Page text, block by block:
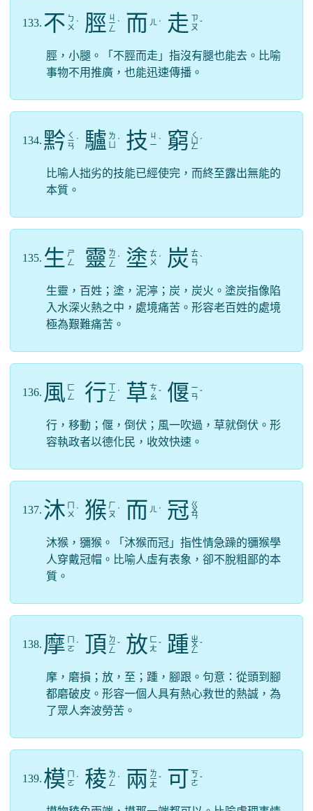
133. 不 ㄅ
ㄨ ˋ 脛 ㄐ
ㄧ
ㄥ
ˋ 而 ㄦ ˊ 走
ㄗ
ㄡ ˇ
脛，小腿。「不脛而走」指沒有腿也能去。比喻
事物不用推廣，也能迅速傳播。
134. 黔 ㄑ
ㄧ
ㄢ
ˊ 驢 ㄌ
ˊ 技 ㄐ
ㄧ ˋ 窮 ㄑ
ㄩ
ㄥ
ˊ
比喻人拙劣的技能已經使完，而終至露出無能的
本質。
135. 生 ㄕ
ㄥ
靈 ㄌ
ㄧ
ㄥ
ˊ 塗 ㄊ
ㄨ ˊ 炭 ㄊ
ㄢ ˋ
生靈，百姓；塗，泥濘；炭，炭火。塗炭指像陷
入水深火熱之中，處境痛苦。形容老百姓的處境
極為艱難痛苦。
136. 風 ㄈ
ㄥ
行 ㄧ
ㄥ
ˊ 草 ㄘ
ㄠ ˇ 偃 ㄧ
ㄢ ˇ
行，移動；偃，倒伏；風一吹過，草就倒伏。形
容執政者以德化民，收效快速。
137. 沐 ㄨ ˋ 猴 ㄏ
ㄡ ˊ 而 ㄦ ˊ 冠 ㄍ
ㄨ
ㄢ
沐猴，獼猴。「沐猴而冠」指性情急躁的獼猴學
人穿戴冠帽。比喻人虛有表象，卻不脫粗鄙的本
質。
138. 摩 ㄛ ˊ 頂 ㄉ
ㄧ
ㄥ
ˇ 放 ㄈ
ㄤ ˇ 踵 ㄓ
ㄨ
ㄥ
ˇ
摩，磨損；放，至；踵，腳跟。句意：從頭到腳
都磨破皮。形容一個人具有熱心救世的熱誠，為
了眾人奔波勞苦。
139. 模 ㄛ ˊ 稜 ㄌ
ㄥ
ˊ 兩 ㄌ
ㄧ
ㄤ
ˇ 可 ㄎ
ㄜ ˇ